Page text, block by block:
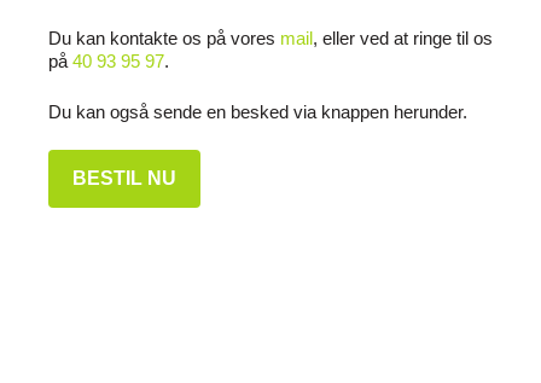
Du kan kontakte os på vores mail , eller ved at ringe til os
på40 93 95 97.
Du kan også sende en besked via knappen herunder.
BESTIL NU